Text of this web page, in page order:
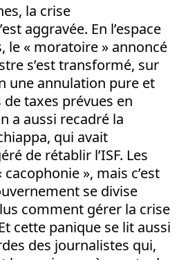
la crise
aggravée. En l’espace
le « moratoire » annoncé
s’est transformé, sur
une annulation pure et
taxes prévues en
a aussi recadré la
qui avait
de rétablir l’ISF. Les
», mais c’est
se divise
comment gérer la crise
cette panique se lit aussi
des journalistes qui,